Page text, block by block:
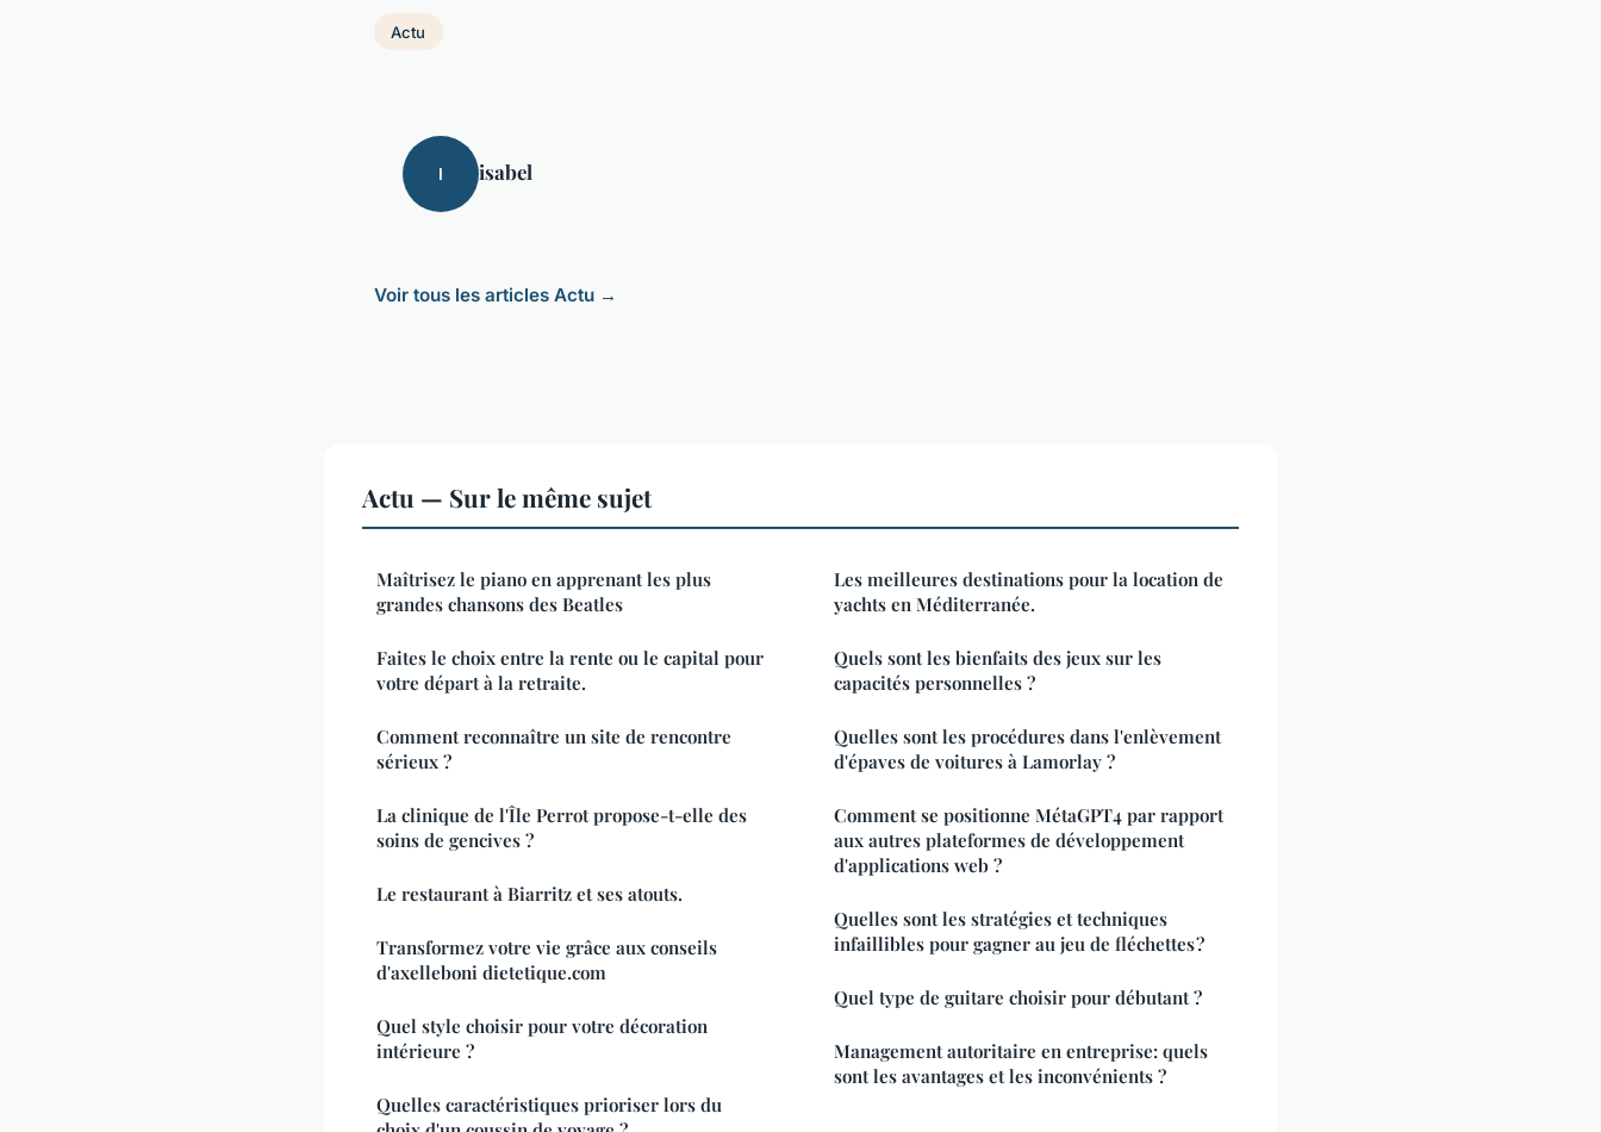
Actu
I isabel
Voir tous les articles Actu →
Actu — Sur le même sujet
Maîtrisez le piano en apprenant les plus
grandes chansons des Beatles
Faites le choix entre la rente ou le capital pour
votre départ à la retraite.
Comment reconnaître un site de rencontre
sérieux ?
La clinique de l'Île Perrot propose-t-elle des
soins de gencives ?
Le restaurant à Biarritz et ses atouts.
Transformez votre vie grâce aux conseils
d'axelleboni dietetique.com
Quel style choisir pour votre décoration
intérieure ?
Quelles caractéristiques prioriser lors du
Les meilleures destinations pour la location de
yachts en Méditerranée.
Quels sont les bienfaits des jeux sur les
capacités personnelles ?
Quelles sont les procédures dans l'enlèvement
d'épaves de voitures à Lamorlay ?
Comment se positionne MétaGPT4 par rapport
aux autres plateformes de développement
d'applications web ?
Quelles sont les stratégies et techniques
infaillibles pour gagner au jeu de fléchettes ?
Quel type de guitare choisir pour débutant ?
Management autoritaire en entreprise: quels
sont les avantages et les inconvénients ?